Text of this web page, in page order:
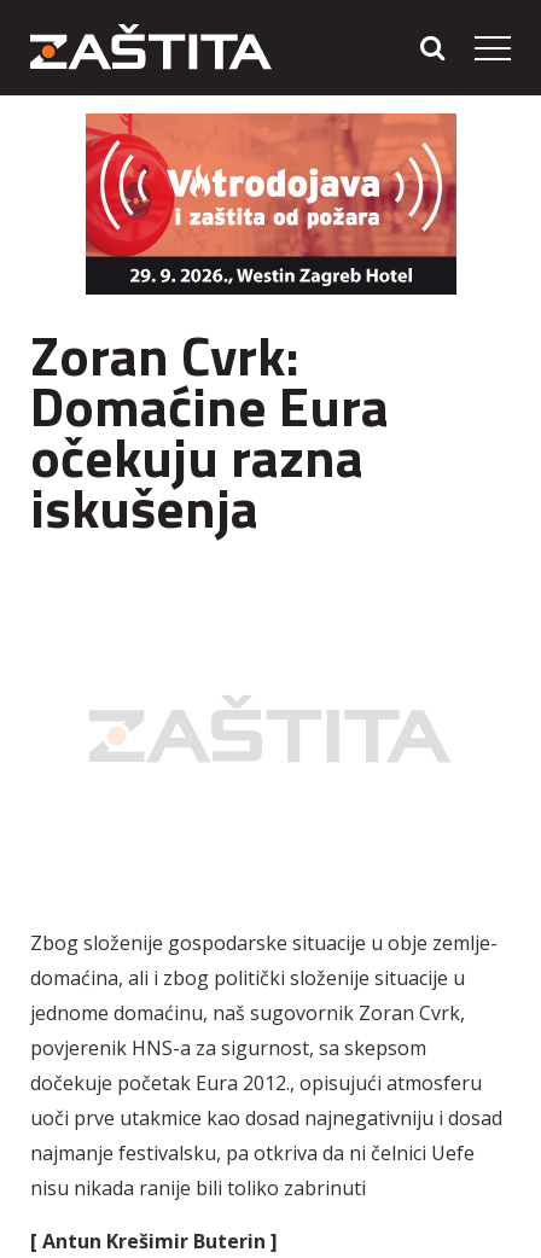
Zoran Cvrk:
Domaćine Eura
očekuju razna
iskušenja
Zbog složenije gospodarske situacije u obje zemlje-
domaćina, ali i zbog politički složenije situacije u
jednome domaćinu, naš sugovornik Zoran Cvrk,
povjerenik HNS-a za sigurnost, sa skepsom
dočekuje početak Eura 2012., opisujući atmosferu
uoči prve utakmice kao dosad najnegativniju i dosad
najmanje festivalsku, pa otkriva da ni čelnici Uefe
nisu nikada ranije bili toliko zabrinuti
[ Antun Krešimir Buterin ]